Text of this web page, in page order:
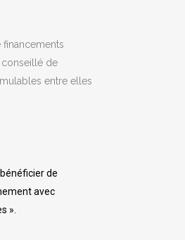
conseillé de
entre elles
de
avec
».